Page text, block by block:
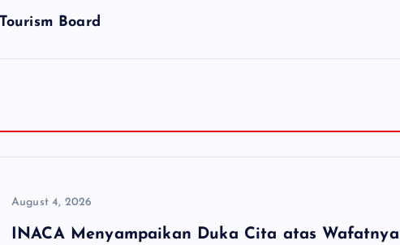
Board
August 4, 2026
INACA Menyampaikan Duka Cita atas Wafatnya